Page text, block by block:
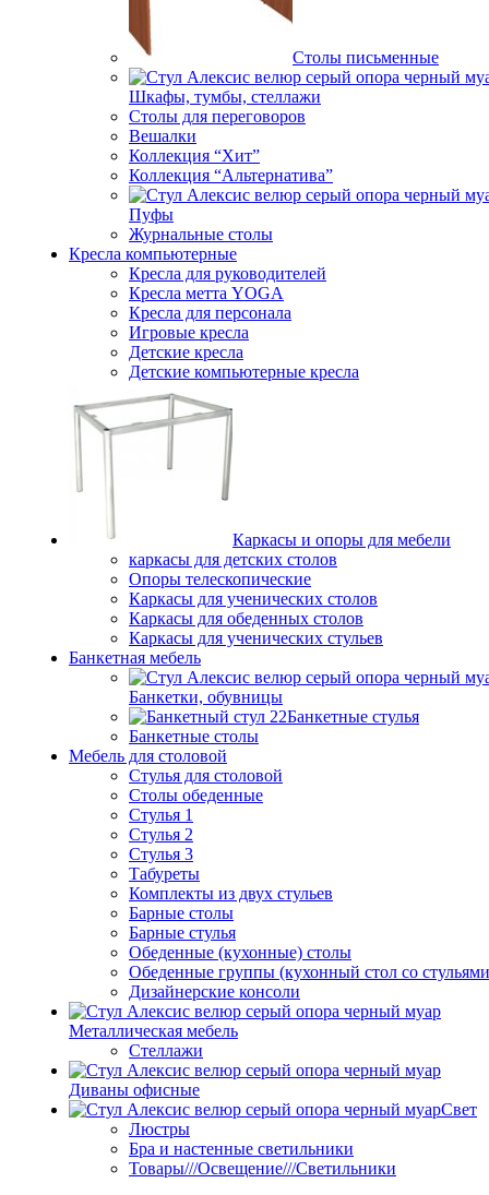
Столы письменные
Шкафы, тумбы, стеллажи
Столы для переговоров
Вешалки
Коллекция “Хит”
Коллекция “Альтернатива”
Пуфы
Журнальные столы
Кресла компьютерные
Кресла для руководителей
Кресла метта YOGA
Кресла для персонала
Игровые кресла
Детские кресла
Детские компьютерные кресла
Каркасы и опоры для мебели
каркасы для детских столов
Опоры телескопические
Каркасы для ученических столов
Каркасы для обеденных столов
Каркасы для ученических стульев
Банкетная мебель
Банкетки, обувницы
Банкетные стулья
Банкетные столы
Мебель для столовой
Стулья для столовой
Столы обеденные
Стулья 1
Стулья 2
Стулья 3
Табуреты
Комплекты из двух стульев
Барные столы
Барные стулья
Обеденные (кухонные) столы
Обеденные группы (кухонный стол со
Дизайнерские консоли
Металлическая мебель
Стеллажи
Диваны офисные
Свет
Люстры
Бра и настенные светильники
Товары///Освещение///Светильники